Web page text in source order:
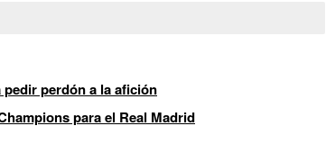
perdón a la afición
para el Real Madrid